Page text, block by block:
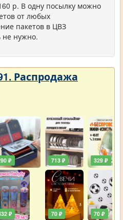
р. В одну посылку можно
от любых
пакетов в ЦВЗ
не нужно.
Распродажа
₽
₽
713 ₽
70 ₽
329 ₽
70 ₽